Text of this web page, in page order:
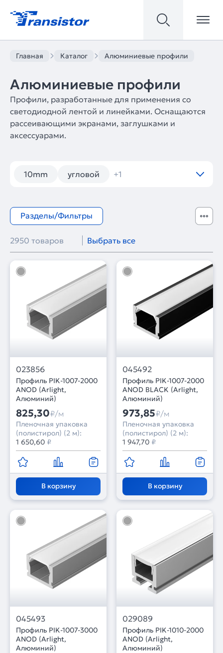
Главная Каталог Алюминиевые профили
Алюминиевые профили
Профили, разработанные для применения со
светодиодной лентой и линейками. Оснащаются
рассеивающими экранами, заглушками и
аксессуарами.
10mm угловой +1
Разделы/Фильтры
2950 товаров Выбрать все
023856
Профиль PIK-1007-2000
ANOD (Arlight,
Алюминий)
825,30₽/м
Пленочная упаковка
(полистирол) (2 м):
1 650,60 ₽
В корзину
045492
Профиль PIK-1007-2000
ANOD BLACK (Arlight,
Алюминий)
973,85₽/м
Пленочная упаковка
(полистирол) (2 м):
1 947,70 ₽
В корзину
045493
Профиль PIK-1007-3000
ANOD (Arlight,
Алюминий)
029089
Профиль PIK-1010-2000
ANOD (Arlight,
Алюминий)